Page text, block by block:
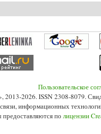
Пользовательское
2013-2026. ISSN 2308-8079.
информационных
по лицензии